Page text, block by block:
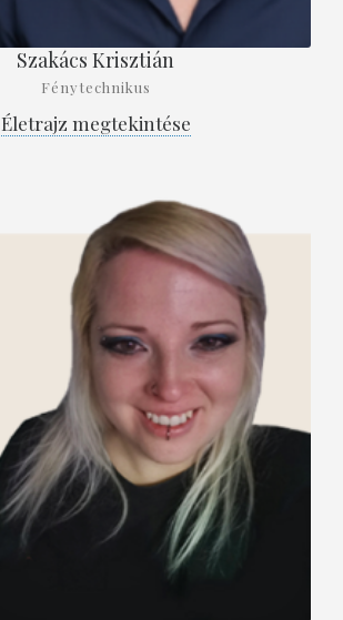
Szakács Krisztián
Fénytechnikus
Életrajz megtekintése